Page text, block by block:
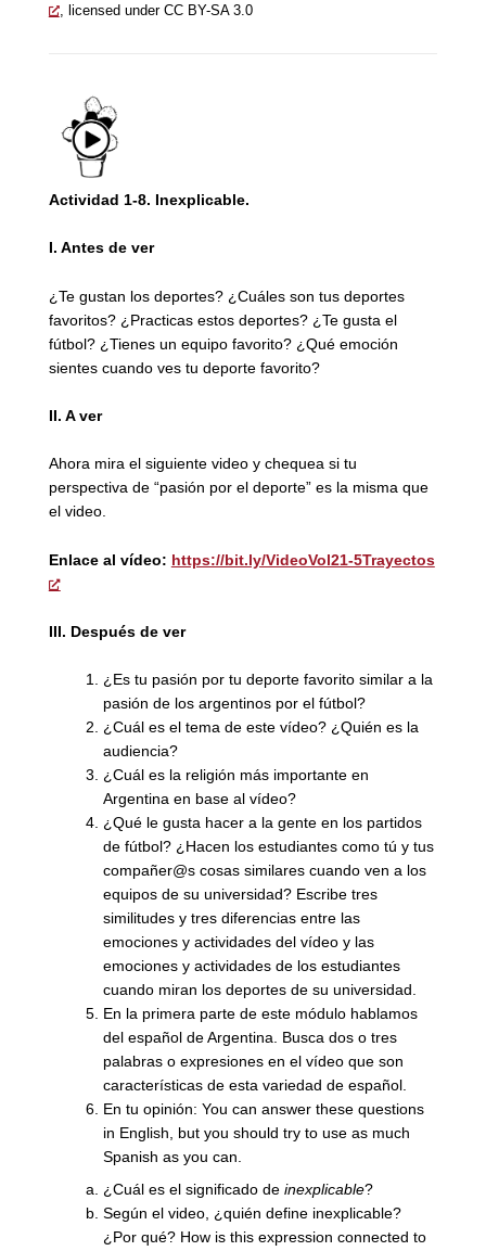
, licensed under CC BY-SA 3.0
Actividad 1-8. Inexplicable.
I. Antes de ver
¿Te gustan los deportes? ¿Cuáles son tus deportes
favoritos? ¿Practicas estos deportes? ¿Te gusta el
fútbol? ¿Tienes un equipo favorito? ¿Qué emoción
sientes cuando ves tu deporte favorito?
II. A ver
Ahora mira el siguiente video y chequea si tu
perspectiva de “pasión por el deporte” es la misma que
el video.
Enlace al vídeo: https://bit.ly/VideoVol21-5Trayectos
III. Después de ver
¿Es tu pasión por tu deporte favorito similar a la
pasión de los argentinos por el fútbol?
¿Cuál es el tema de este vídeo? ¿Quién es la
audiencia?
¿Cuál es la religión más importante en
Argentina en base al vídeo?
¿Qué le gusta hacer a la gente en los partidos
de fútbol? ¿Hacen los estudiantes como tú y tus
compañer@s cosas similares cuando ven a los
equipos de su universidad? Escribe tres
similitudes y tres diferencias entre las
emociones y actividades del vídeo y las
emociones y actividades de los estudiantes
cuando miran los deportes de su universidad.
En la primera parte de este módulo hablamos
del español de Argentina. Busca dos o tres
palabras o expresiones en el vídeo que son
características de esta variedad de español.
En tu opinión: You can answer these questions
in English, but you should try to use as much
Spanish as you can.
¿Cuál es el significado de inexplicable?
Según el video, ¿quién define inexplicable?
¿Por qué? How is this expression connected to